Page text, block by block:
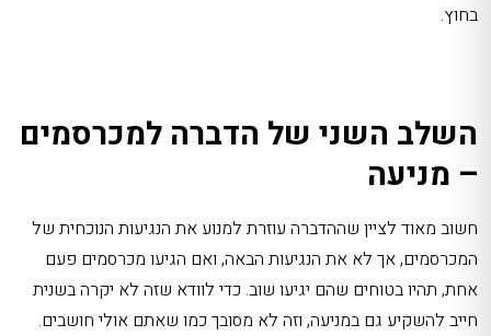
בחוץ.
השלב השני של הדברה למכרסמים
– מניעה
חשוב מאוד לציין שההדברה עוזרת למנוע את הנגיעות הנוכחית של
המכרסמים, אך לא את הנגיעות הבאה, ואם הגיעו מכרסמים פעם
אחת, תהיו בטוחים שהם יגיעו שוב. כדי לוודא שזה לא יקרה בשנית
חייב להשקיע גם במניעה, וזה לא מסובך כמו שאתם אולי חושבים.